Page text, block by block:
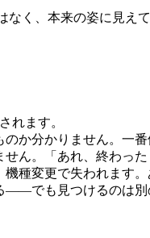
く、本来の姿に見え
れます。
か分かりません。一番
ん。「あれ、終わった
種変更で失われます
――でも見つけるのは別